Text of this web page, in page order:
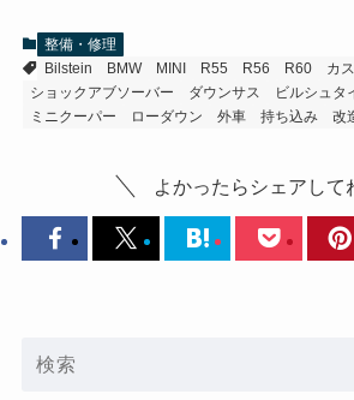
整備・修理
Bilstein
BMW MINI R55 R56 R60 カ
ショックアブソーバー
ダウンサス ビルシュタ
ミニクーパー
ローダウン 外車 持ち込み 改
よかったらシェアして